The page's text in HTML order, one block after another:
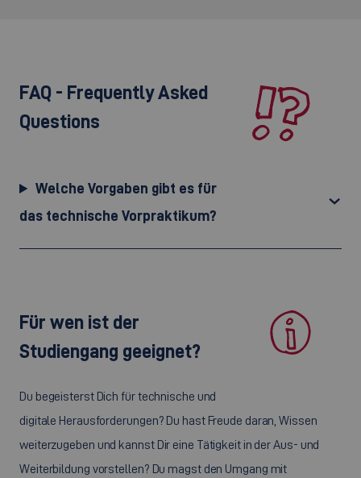
FAQ - Frequently Asked
Questions
Welche Vorgaben gibt es für
das technische Vorpraktikum?
Für wen ist der
Studiengang geeignet?
Du begeisterst Dich für technische und
digitale Herausforderungen? Du hast Freude daran, Wissen
weiterzugeben und kannst Dir eine Tätigkeit in der Aus- und
Weiterbildung vorstellen? Du magst den Umgang mit